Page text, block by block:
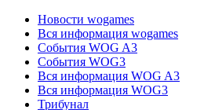
Новости wogames
Вся информация wogames
События WOG A3
События WOG3
Вся информация WOG A3
Вся информация WOG3
Трибунал